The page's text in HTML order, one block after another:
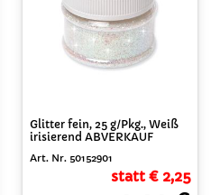
Glitter fein, 25 g/Pkg., Weiß
irisierend ABVERKAUF
Art. Nr. 50152901
statt € 2,25